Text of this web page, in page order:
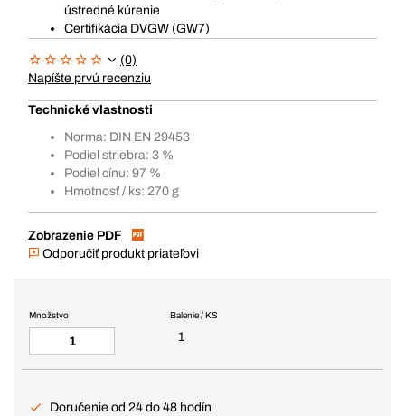
ústredné kúrenie
Certifikácia DVGW (GW7)
(0)
Napíšte prvú recenziu
Technické vlastnosti
Norma: DIN EN 29453
Podiel striebra: 3 %
Podiel cínu: 97 %
Hmotnosť / ks: 270 g
Zobrazenie PDF
Odporučiť produkt priateľovi
Balenie / KS
1
Množstvo
Doručenie od 24 do 48 hodín